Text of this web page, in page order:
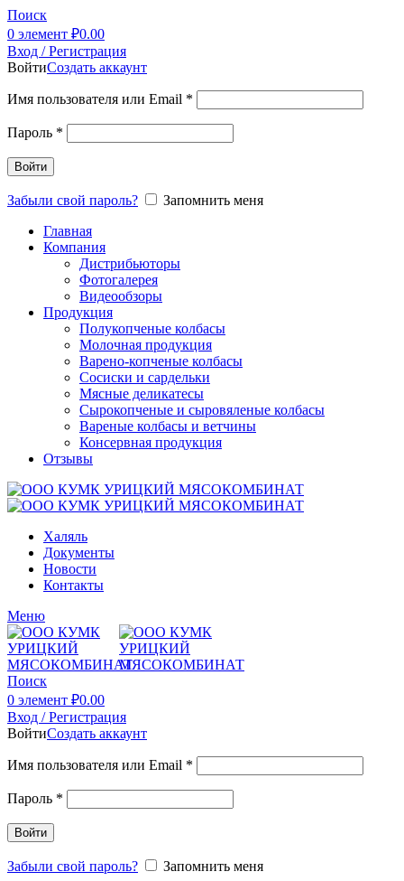
Поиск
0 элемент ₽0.00
Вход / Регистрация
ВойтиСоздать аккаунт
Имя пользователя или Email *
Пароль *
Войти
Забыли свой пароль?
Запомнить меня
Главная
Компания
Дистрибьюторы
Фотогалерея
Видеообзоры
Продукция
Полукопченые колбасы
Молочная продукция
Варено-копченые колбасы
Сосиски и сардельки
Мясные деликатесы
Сырокопченые и сыровяленые колбасы
Вареные колбасы и ветчины
Консервная продукция
Отзывы
Халяль
Документы
Новости
Контакты
Меню
Поиск
0 элемент ₽0.00
Вход / Регистрация
ВойтиСоздать аккаунт
Имя пользователя или Email *
Пароль *
Войти
Забыли свой пароль? Запомнить меня